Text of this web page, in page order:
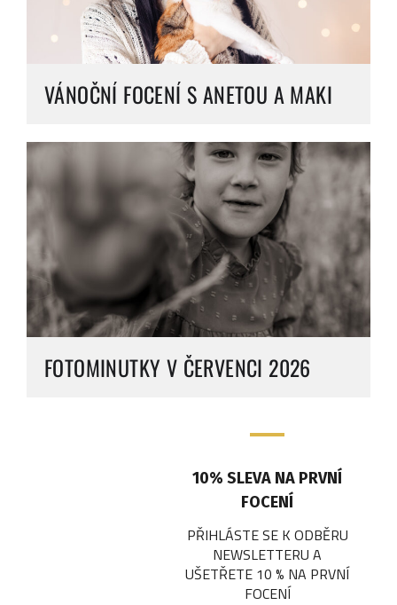
VÁNOČNÍ FOCENÍ S ANETOU A MAKI
FOTOMINUTKY V ČERVENCI 2026
10% SLEVA NA PRVNÍ
FOCENÍ
PŘIHLÁSTE SE K ODBĚRU
NEWSLETTERU A
UŠETŘETE 10 % NA PRVNÍ
FOCENÍ